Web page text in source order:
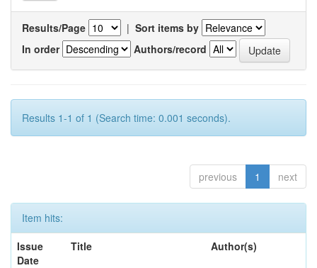
Results/Page | Sort items by
In order
Authors/record
Results 1-1 of 1 (Search time: 0.001 seconds).
previous 1 next
Item hits:
Issue
Date
Title Author(s)